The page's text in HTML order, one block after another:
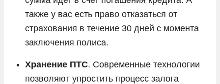
также у вас есть право отказаться от
страхования в течение 30 дней с момента
заключения полиса.
Хранение ПТС. Современные технологии
позволяют упростить процесс залога